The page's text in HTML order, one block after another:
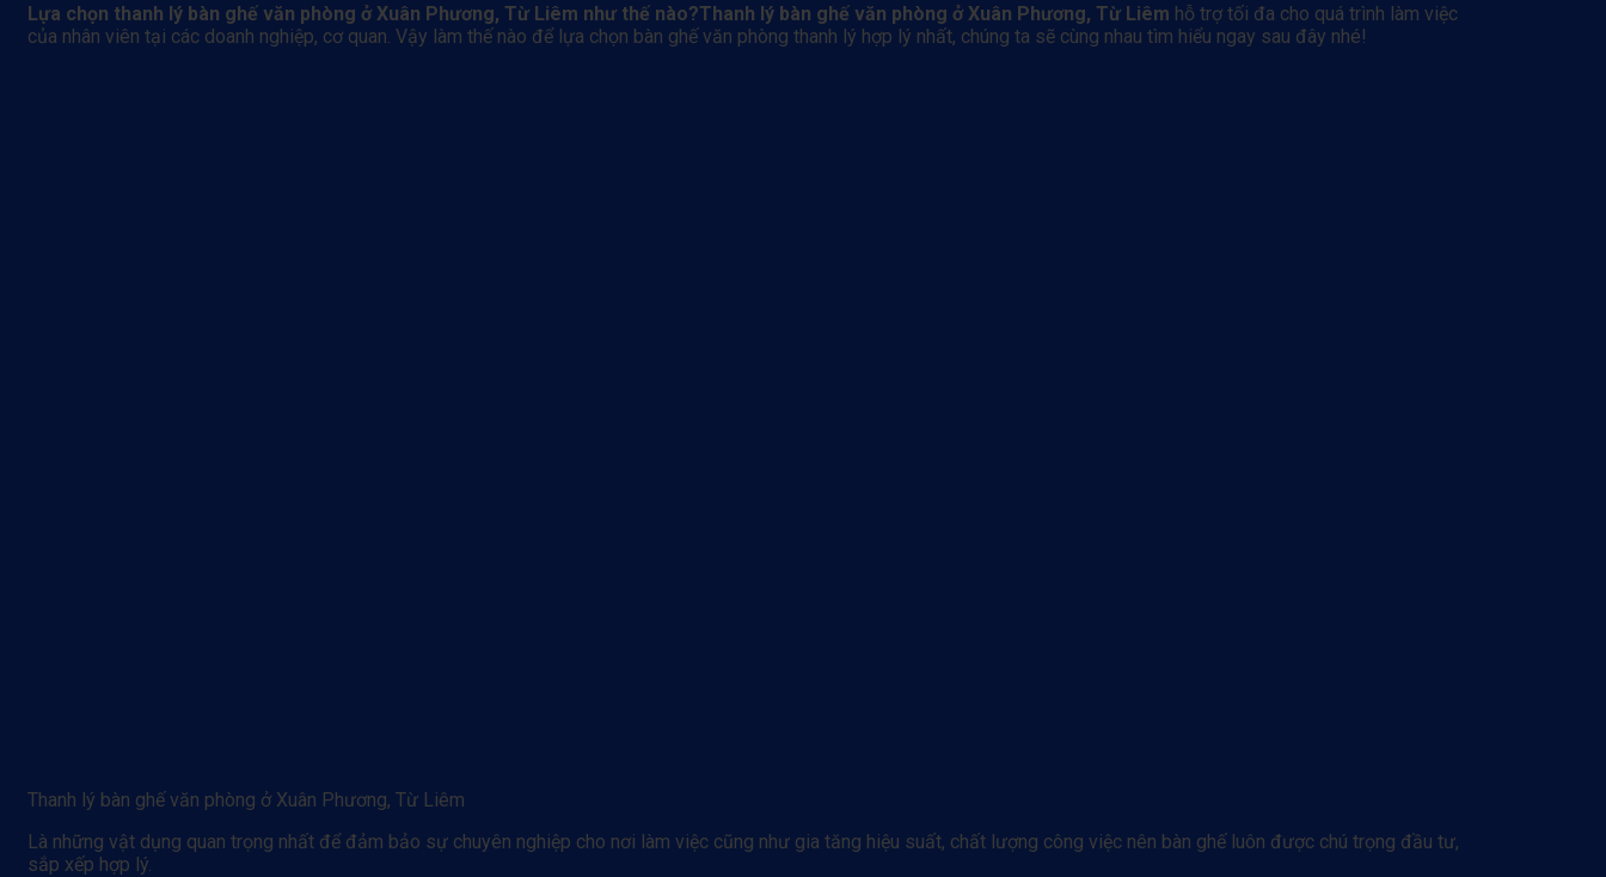
Lựa chọn thanh lý bàn ghế văn phòng ở Xuân Phương, Từ Liêm như thế nào?Thanh lý bàn ghế văn phòng ở Xuân Phương, Từ Liêm hỗ trợ tối đa cho quá trình làm việc
của nhân viên tại các doanh nghiệp, cơ quan. Vậy làm thế nào để lựa chọn bàn ghế văn phòng thanh lý hợp lý nhất, chúng ta sẽ cùng nhau tìm hiểu ngay sau đây nhé!
Thanh lý bàn ghế văn phòng ở Xuân Phương, Từ Liêm
Là những vật dụng quan trọng nhất để đảm bảo sự chuyên nghiệp cho nơi làm việc cũng như gia tăng hiệu suất, chất lượng công việc nên bàn ghế luôn được chú trọng đầu tư,
sắp xếp hợp lý.